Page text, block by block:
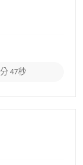
47秒